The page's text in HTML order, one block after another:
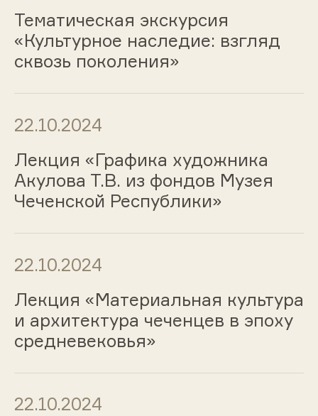
Тематическая экскурсия
«Культурное наследие: взгляд
сквозь поколения»
22.10.2024
Лекция «Графика художника
Акулова Т.В. из фондов Музея
Чеченской Республики»
22.10.2024
Лекция «Материальная культура
и архитектура чеченцев в эпоху
средневековья»
22.10.2024